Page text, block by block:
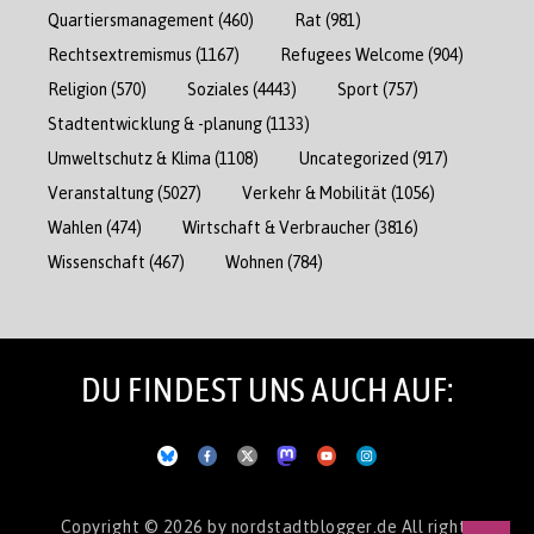
Quartiersmanagement (460) Rat (981)
Rechtsextremismus (1167) Refugees Welcome (904)
Religion (570) Soziales (4443) Sport (757)
Stadtentwicklung & -planung(1133)
Umweltschutz & Klima (1108) Uncategorized (917)
Veranstaltung(5027) Verkehr & Mobilität (1056)
Wahlen (474) Wirtschaft & Verbraucher(3816)
Wissenschaft (467) Wohnen (784)
DU FINDEST UNS AUCH AUF:
Copyright © 2026 by nordstadtblogger.de All rights